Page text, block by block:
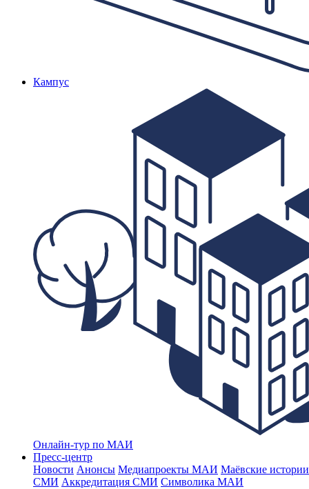
Кампус
Онлайн-тур по МАИ
Пресс-центр
Новости Анонсы Медиапроекты МАИ Маёвские
СМИ Аккредитация СМИ Символика МАИ